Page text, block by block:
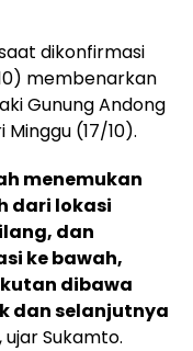
dikonfirmasi
membenarkan
Gunung Andong
(17/10).
menemukan
dari lokasi
dan
ke bawah,
dibawa
dan selanjutnya
ujar Sukamto.